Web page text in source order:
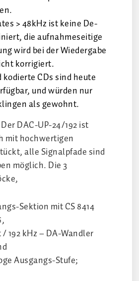
> 48kHz ist keine De-
die aufnahmeseitige
wird bei der Wiedergabe
korrigiert.
CDs sind heute
und würden nur
als gewohnt.
Der DAC-UP-24/192 ist
mit hochwertigen
alle Signalpfade sind
möglich. Die 3
Sektion mit CS 8414
/ 192 kHz – DA-Wandler
Ausgangs-Stufe;